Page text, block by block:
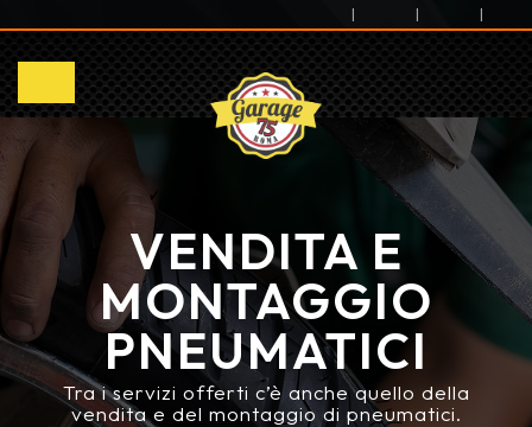
| | |
VENDITA E
MONTAGGIO
PNEUMATICI
Tra i servizi offerti c’è anche quello della
vendita e del montaggio di pneumatici.